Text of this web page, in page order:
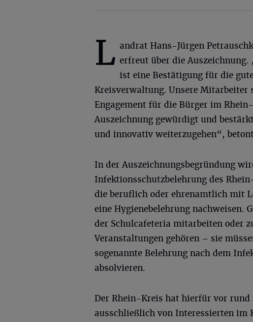
L andrat Hans-Jürgen
erfreut über die Auszeichnung.
ist eine Bestätigung für die
Kreisverwaltung. Unsere Mitarbeiter
Engagement für die Bürger im
Auszeichnung gewürdigt und
und innovativ weiterzugehen“,
In der Auszeichnungsbegründung
Infektionsschutzbelehrung des
die beruflich oder ehrenamtlich mit
eine Hygienebelehrung nachweisen.
der Schulcafeteria mitarbeiten oder
Veranstaltungen gehören – sie
sogenannte Belehrung nach dem
absolvieren.
Der Rhein-Kreis hat hierfür vor rund
ausschließlich von Interessierten im